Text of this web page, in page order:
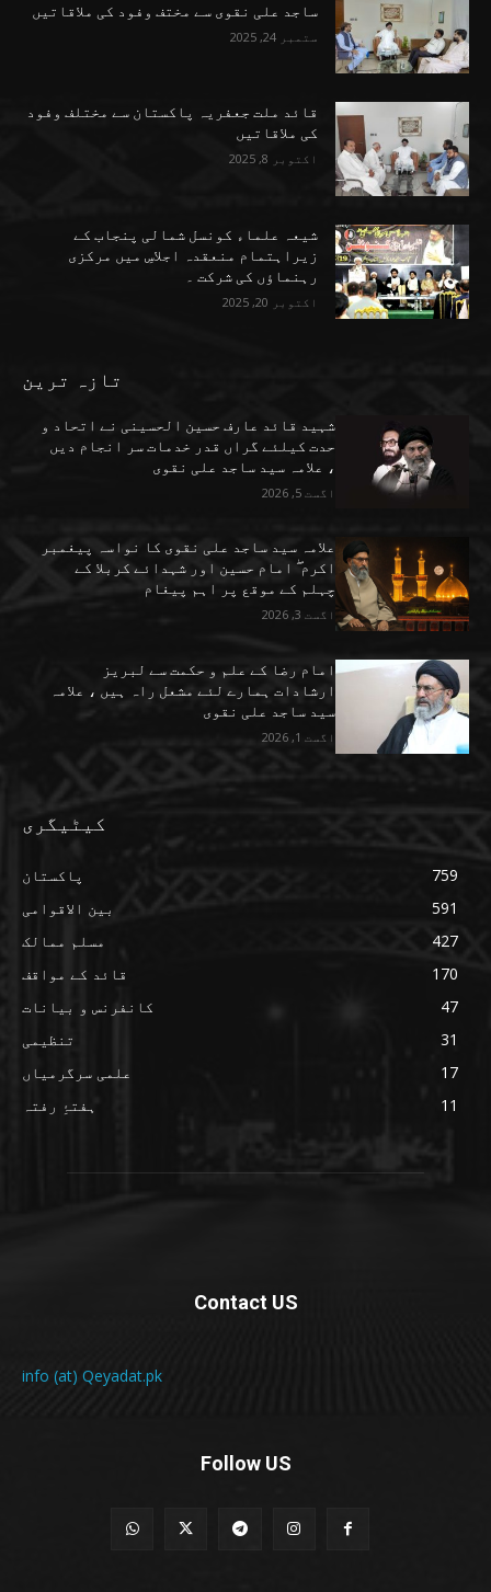
ساجد علی نقوی سے مختف وفود کی ملاقاتیں
ستمبر 24, 2025
قائد ملت جعفریہ پاکستان سے مختلف وفود
کی ملاقاتیں
اکتوبر 8, 2025
شیعہ علماء کونسل شمالی پنجاب کے
زیراہتمام منعقدہ اجلاسِ میں مرکزی
رہنماؤں کی شرکت ۔
اکتوبر 20, 2025
تازہ ترین
شہید قائد عارف حسین الحسینی نے اتحاد و
حدت کیلئے گراں قدر خدمات سر انجام دیں
، علامہ سید ساجد علی نقوی
اگست 5, 2026
علامہ سید ساجد علی نقوی کا نواسہ پیغمبر
اکرم ۖ امام حسین اور شہدائے کربلا کے
چہلم کے موقع پر اہم پیغام
اگست 3, 2026
امام رضا کے علم و حکمت سے لبریز
ارشادات ہمارے لئے مشعل راہ ہیں ، علامہ
سید ساجد علی نقوی
اگست 1, 2026
کیٹیگری
پاکستان
759
بین الاقوامی
591
مسلم ممالک
427
قائد کے مواقف
170
کانفرنس و بیانات
47
تنظیمی
31
علمی سرگرمیاں
17
ہفتۂِ رفتہ
11
Contact US
info (at) Qeyadat.pk
Follow US